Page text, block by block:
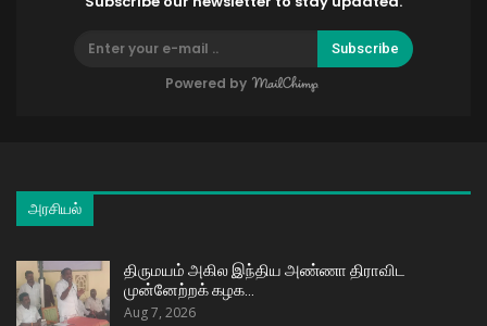
Subscribe
Powered by
அரசியல்
திருமயம் அகில இந்திய அண்ணா திராவிட
முன்னேற்றக் கழக…
Aug 7, 2026